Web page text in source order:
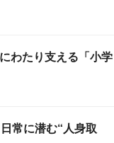
わたり支える「小学
常に潜む“人身取